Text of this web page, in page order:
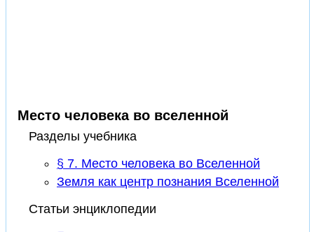
Место человека во вселенной
Разделы учебника
§ 7. Место человека во Вселенной
Земля как центр познания Вселенной
Статьи энциклопедии